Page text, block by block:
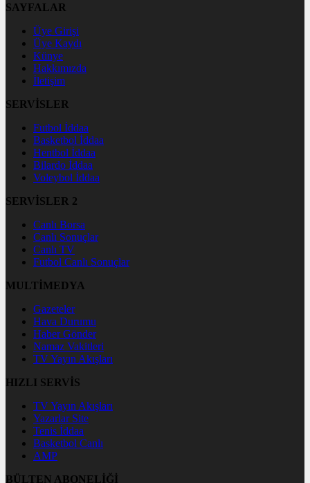
SAYFALAR
Üye Girişi
Üye Kaydı
Künye
Hakkımızda
İletişim
SERVİSLER
Futbol İddaa
Basketbol İddaa
Hentbol İddaa
Bilardo İddaa
Voleybol İddaa
SERVİSLER 2
Canlı Borsa
Canlı Sonuçlar
Canlı TV
Futbol Canlı Sonuçlar
MULTİMEDYA
Gazeteler
Hava Durumu
Haber Gönder
Namaz Vakitleri
TV Yayın Akışları
HIZLI SERVİS
TV Yayın Akışları
Yazarlar Site
Tenis İddaa
Basketbol Canlı
AMP
BÜLTEN ABONELİĞİ